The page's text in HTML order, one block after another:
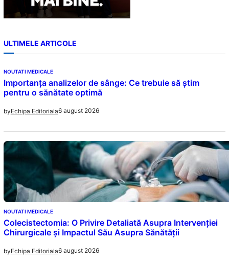
ULTIMELE ARTICOLE
NOUTATI MEDICALE
Importanța analizelor de sânge: Ce trebuie să știm
pentru o sănătate optimă
byEchipa Editoriala6 august 2026
NOUTATI MEDICALE
Colecistectomia: O Privire Detaliată Asupra Intervenției
Chirurgicale și Impactul Său Asupra Sănătății
byEchipa Editoriala6 august 2026